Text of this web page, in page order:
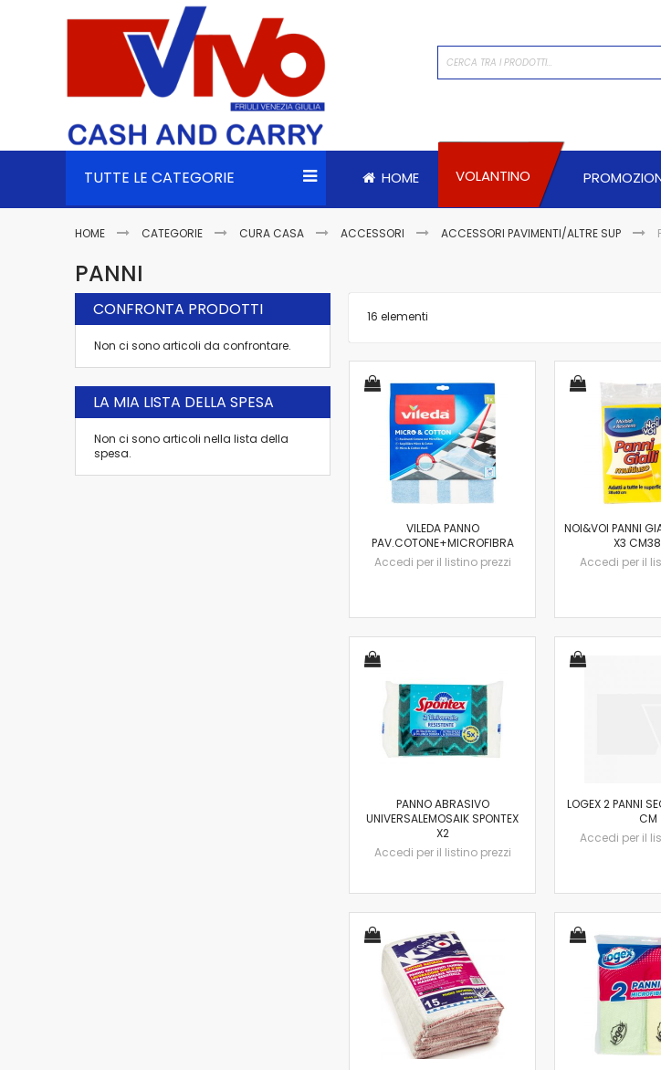
TUTTE LE CATEGORIE HOME VOLANTINO
HOME CATEGORIE CURA CASA ACCESSORI ACCESSORI PAVIMENTI/ALTRE SUP
PANNI
16 elementi
VILEDA PANNO
PAV.COTONE+MICROFIBRA
Accedi per il listino prezzi
NOI&VOI PANNI
X3
Accedi per il
PANNO ABRASIVO
UNIVERSALEMOSAIK SPONTEX
X2
Accedi per il listino prezzi
LOGEX 2 PANNI
CM
Accedi per il
CONFRONTA PRODOTTI
Non ci sono articoli da confrontare.
LA MIA LISTA DELLA SPESA
Non ci sono articoli nella lista della
spesa.